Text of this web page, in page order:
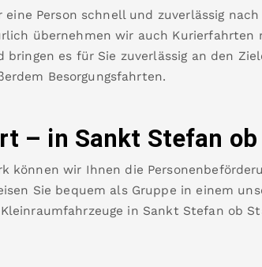
eine Person schnell und zuverlässig nach
übernehmen wir auch Kurierfahrten
bringen es für Sie zuverlässig an den
Besorgungsfahrten.
– in Sankt Stefan
können wir Ihnen die
Sie bequem als Gruppe in einem
in Sankt Stefan ob